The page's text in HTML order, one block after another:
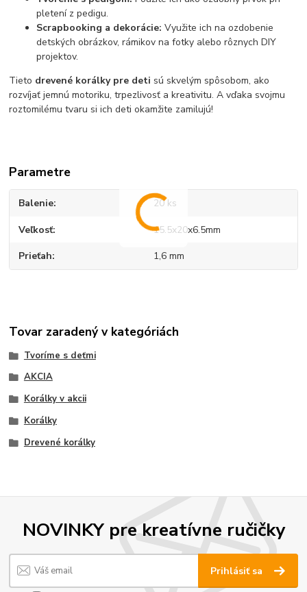
pletení z pedigu.
Scrapbooking a dekorácie: Využite ich na ozdobenie
detských obrázkov, rámikov na fotky alebo rôznych DIY
projektov.
Tieto drevené korálky pre deti sú skvelým spôsobom, ako
rozvíjať jemnú motoriku, trpezlivosť a kreativitu. A vďaka svojmu
roztomilému tvaru si ich deti okamžite zamilujú!
Parametre
Balenie 20 ks
Veľkosť 15.5x20x6.5mm
Prieťah 1,6 mm
Tovar zaradený v kategóriách
Tvoríme s deťmi
AKCIA
Korálky v akcii
Korálky
Drevené korálky
NOVINKY pre kreatívne ručičky
Prihlásiť sa